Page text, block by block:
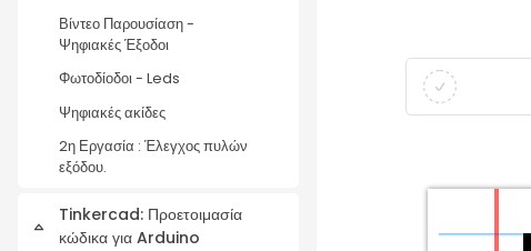
Βίντεο Παρουσίαση -
Ψηφιακές Έξοδοι
Φωτοδίοδοι - Leds
Ψηφιακές ακίδες
2η Εργασία : Έλεγχος πυλών
εξόδου.
Collapse
Tinkercad: Προετοιμασία
κώδικα για Arduino
Blocks
Completion